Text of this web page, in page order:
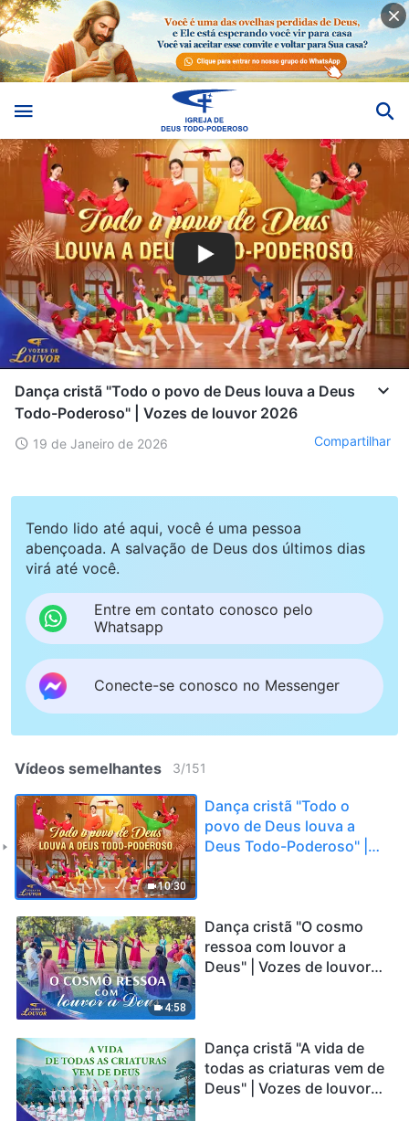
Dança cristã "Todo o povo de Deus louva a Deus
Todo-Poderoso" | Vozes de louvor 2026
19 de Janeiro de 2026 Compartilhar
Tendo lido até aqui, você é uma pessoa
abençoada. A salvação de Deus dos últimos dias
virá até você.
Entre em contato conosco pelo
Whatsapp
Conecte-se conosco no Messenger
Vídeos semelhantes 3/151
10:30
Dança cristã "Todo o
povo de Deus louva a
Deus Todo-Poderoso" |
4:58
Dança cristã "O cosmo
ressoa com louvor a
Deus" | Vozes de louvor
Dança cristã "A vida de
todas as criaturas vem de
Deus" | Vozes de louvor